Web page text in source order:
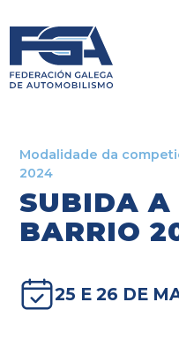
Modalidade da
2024
SUBIDA A
BARRIO
25 E 26 DE